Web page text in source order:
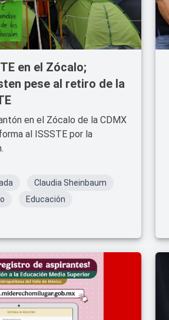
en el Zócalo;
pese al retiro de la
en el Zócalo de la CDMX
al ISSSTE por la
Claudia Sheinbaum
Educación